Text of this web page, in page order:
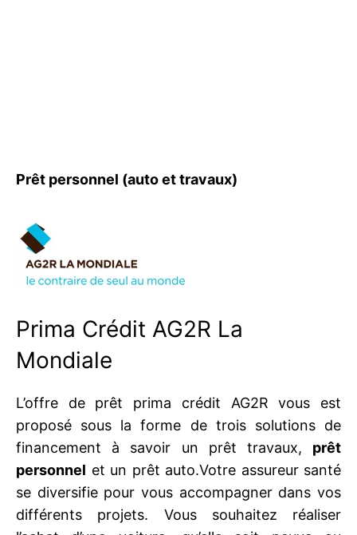
Prêt personnel (auto et travaux)
Prima Crédit AG2R La
Mondiale
L’offre de prêt prima crédit AG2R vous est
proposé sous la forme de trois solutions de
financement à savoir un prêt travaux, prêt
personnel et un prêt auto.Votre assureur santé
se diversifie pour vous accompagner dans vos
différents projets. Vous souhaitez réaliser